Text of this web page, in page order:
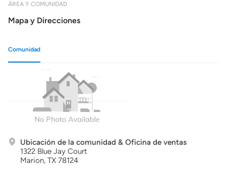
ÁREA Y COMUNIDAD
Mapa y Direcciones
Comunidad
Ubicación de la comunidad & Oficina de ventas
1322 Blue Jay Court
Marion, TX 78124